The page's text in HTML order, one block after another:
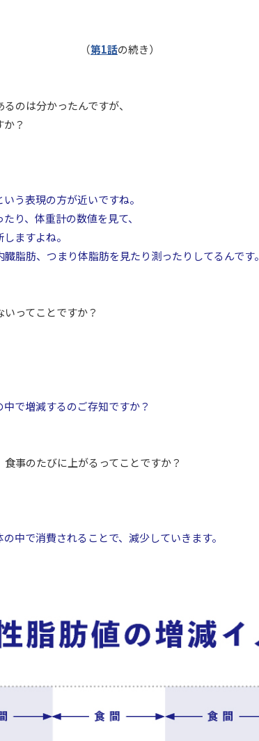
（第1話の続き）
のは分かったんですが、
？
う表現の方が近いですね。
り、体重計の数値を見て、
ますよね。
脂肪、つまり体脂肪を見たり測ったりしてるんです。
ってことですか？
で増減するのご存知ですか？
事のたびに上がるってことですか？
中で消費されることで、減少していきます。